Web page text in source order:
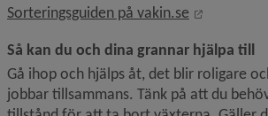
Sorteringsguiden på vakin.se
Länk till
Så kan du och dina grannar hjälpa till
Gå ihop och hjälps åt, det blir roligare
jobbar tillsammans. Tänk på att du